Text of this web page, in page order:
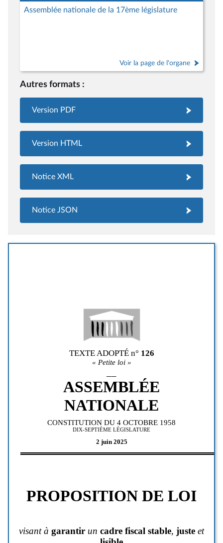
Assemblée nationale de la 17ème législature
Voir la page de l'organe
Autres formats :
Version PDF
Version HTML
Notice XML
Notice JSON